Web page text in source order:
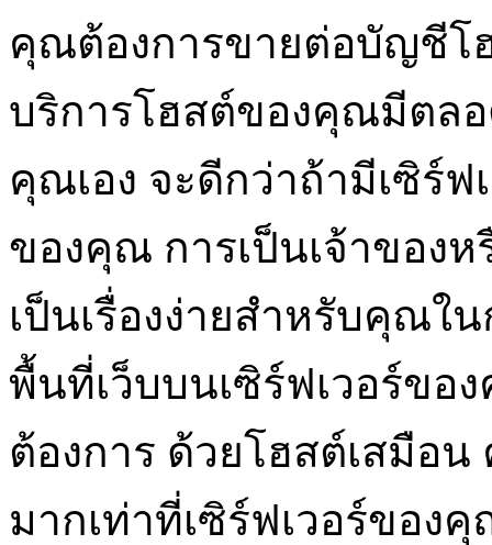
คุณต้องการขายต่อบัญชีโ
บริการโฮสต์ของคุณมีตล
คุณเอง จะดีกว่าถ้ามีเซิร์ฟ
ของคุณ การเป็นเจ้าของห
เป็นเรื่องง่ายสำหรับคุณใ
พื้นที่เว็บบนเซิร์ฟเวอร์ข
ต้องการ ด้วยโฮสต์เสมือ
มากเท่าที่เซิร์ฟเวอร์ของ